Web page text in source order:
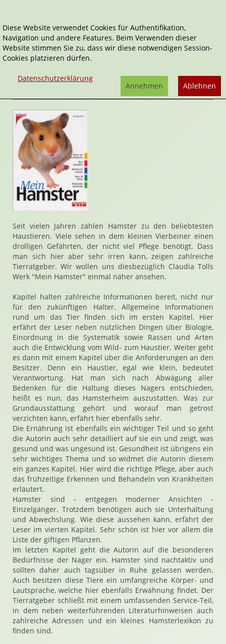
Home Sachbücher Mein Hamster
Mein Hamster
Rezension von Janett Cernohuby | 23. Januar 2009
Seit vielen Jahren zählen Hamster zu den beliebtesten
Haustieren. Viele sehen in dem kleinen Vierbeiner einen
drolligen Gefährten, der nicht viel Pflege benötigt. Dass
man sich hier aber sehr irren kann, zeigen zahlreiche
Tierratgeber. Wir wollen uns diesbezüglich Claudia Tolls
Werk "Mein Hamster" einmal näher ansehen.
Kapitel halten zahlreiche Informationen bereit, nicht nur
für den zukünftigen Halter. Allgemeine Informationen
rund um das Tier finden sich im ersten Kapitel. Hier
erfährt der Leser neben nützlichen Dingen über Biologie,
Einordnung in die Systematik sowie Rassen und Arten
auch die Entwicklung vom Wild- zum Haustier. Weiter geht
es dann mit einem Kapitel über die Anforderungen an den
Besitzer. Denn ein Haustier, egal wie klein, bedeutet
Verantwortung. Hat man sich nach Abwägung aller
Bedenken für die Haltung dieses Nagers entschieden,
heißt es nun, das Hamsterheim auszustatten. Was zur
Grundausstattung gehört und worauf man getrost
verzichten kann, erfährt hier ebenfalls sehr.
Die Ernährung ist ebenfalls ein wichtiger Teil und so geht
die Autorin auch sehr detailliert auf sie ein und zeigt, was
gesund und was ungesund ist. Gesundheit ist übrigens ein
sehr wichtiges Thema und so widmet die Autorin diesem
ein ganzes Kapitel. Hier wird die richtige Pflege, aber auch
das frühzeitige Erkennen und Behandeln von Krankheiten
erläutert.
Hamster sind - entgegen moderner Ansichten -
Einzelgänger. Trotzdem benötigen auch sie Unterhaltung
und Abwechslung. Wie diese aussehen kann, erfährt der
Leser im vierten Kapitel. Sehr schön ist hier vor allem die
Liste der giftigen Pflanzen.
Im letzten Kapitel geht die Autorin auf die besonderen
Bedürfnisse der Nager ein. Hamster sind nachtaktiv und
sollten daher auch tagsüber in Ruhe gelassen werden.
Auch besitzen diese Tiere ein umfangreiche Körper- und
Lautsprache, welche hier ebenfalls Erwähnung findet. Der
Tierratgeber schließt mit einem umfassenden Service-Teil,
in dem neben weiterführenden Literaturhinweisen auch
zahlreiche Adressen und ein kleines Hamsterlexikon zu
finden sind.
Diese Website verwendet Cookies für Authentifikation,
Navigation und andere Features. Beim Verwenden dieser
Website stimmen Sie zu, dass wir diese notwendigen Session-
Cookies platzieren dürfen.
Datenschutzerklärung
Ablehnen
Annehmen